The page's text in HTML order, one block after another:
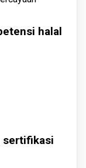
halal
sertifikasi